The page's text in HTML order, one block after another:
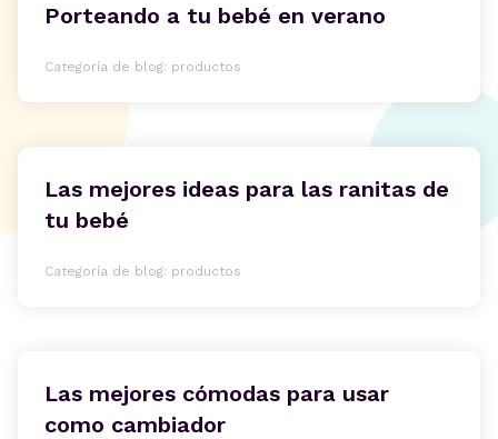
Porteando a tu bebé en verano
Categoría de blog: productos
Las mejores ideas para las ranitas de
tu bebé
Categoría de blog: productos
Las mejores cómodas para usar
como cambiador